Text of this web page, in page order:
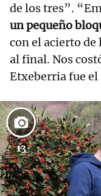
de los tres”.
un pequeño
con el acierto
al final. Nos
Etxeberria fue el
13